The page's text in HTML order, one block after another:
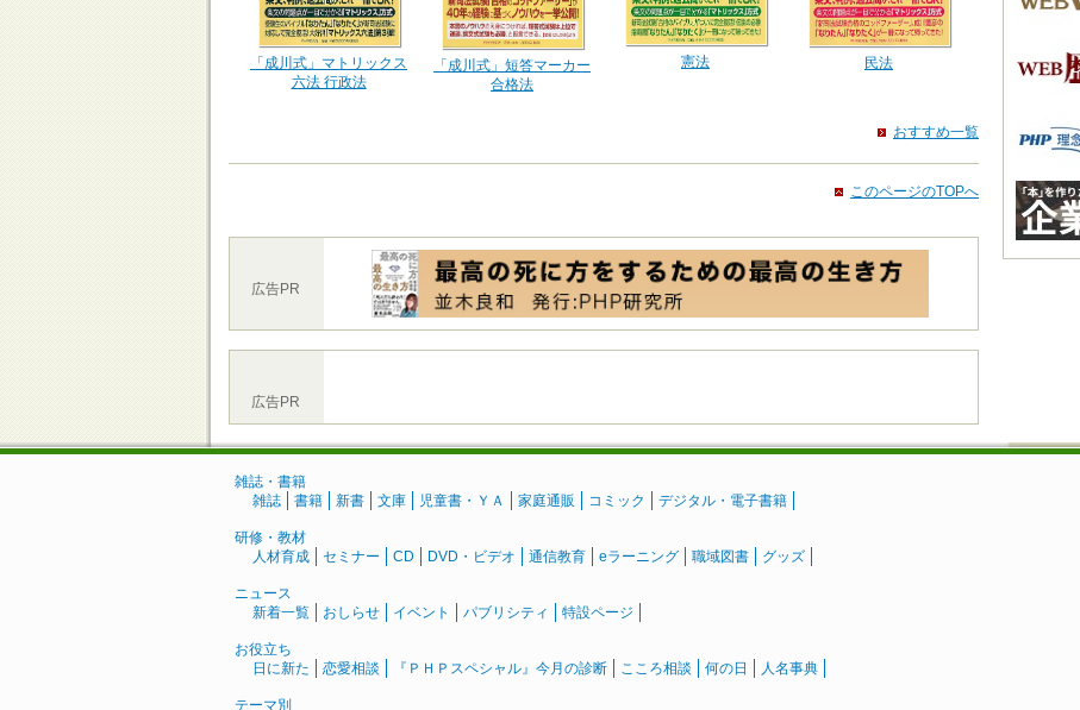
「成川式」マトリックス
六法 行政法
「成川式」短答マーカー
合格法
憲法 民法
おすすめ一覧
このページのTOPへ
広告PR
広告PR
雑誌・書籍
雑誌
書籍 新書 文庫 児童書・ＹＡ 家庭通販 コミック デジタル・電子書籍
研修・教材
人材育成
セミナー CD DVD・ビデオ 通信教育 eラーニング 職域図書 グッズ
ニュース
新着一覧
おしらせ イベント パブリシティ 特設ページ
お役立ち
日に新た
恋愛相談 『ＰＨＰスペシャル』今月の診断 こころ相談 何の日 人名事典
テーマ別